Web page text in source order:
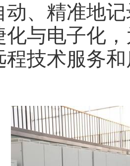
动、精准地
化与电子化
程技术服务